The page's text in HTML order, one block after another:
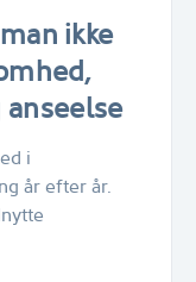
ikke
i
år efter år.